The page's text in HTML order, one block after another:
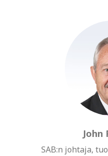
John
SAB:n johtaja,